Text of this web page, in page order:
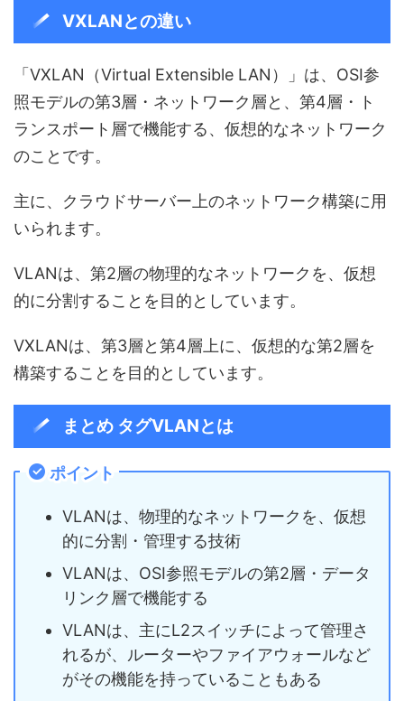
VXLANとの違い
「VXLAN（Virtual Extensible LAN）」は、OSI参
照モデルの第3層・ネットワーク層と、第4層・ト
ランスポート層で機能する、仮想的なネットワーク
のことです。
主に、クラウドサーバー上のネットワーク構築に用
いられます。
VLANは、第2層の物理的なネットワークを、仮想
的に分割することを目的としています。
VXLANは、第3層と第4層上に、仮想的な第2層を
構築することを目的としています。
まとめ タグVLANとは
ポイント
VLANは、物理的なネットワークを、仮想
的に分割・管理する技術
VLANは、OSI参照モデルの第2層・データ
リンク層で機能する
VLANは、主にL2スイッチによって管理さ
れるが、ルーターやファイアウォールなど
がその機能を持っていることもある